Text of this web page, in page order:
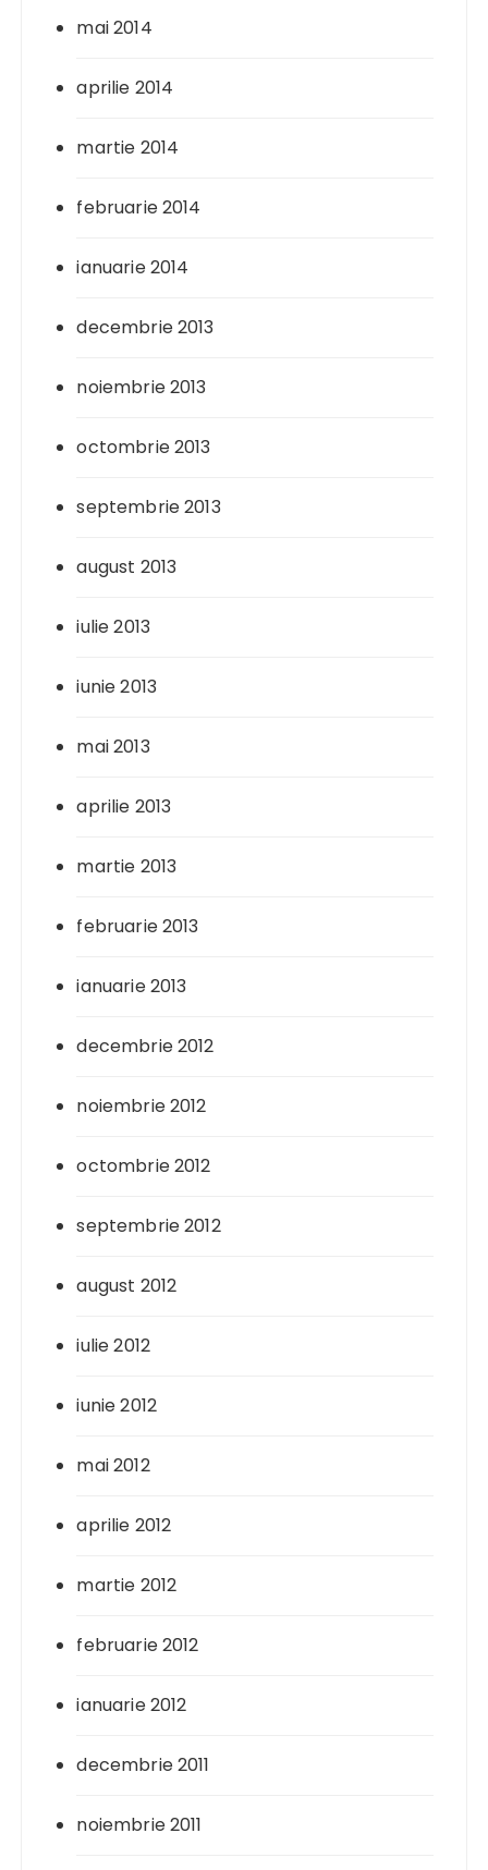
mai 2014
aprilie 2014
martie 2014
februarie 2014
ianuarie 2014
decembrie 2013
noiembrie 2013
octombrie 2013
septembrie 2013
august 2013
iulie 2013
iunie 2013
mai 2013
aprilie 2013
martie 2013
februarie 2013
ianuarie 2013
decembrie 2012
noiembrie 2012
octombrie 2012
septembrie 2012
august 2012
iulie 2012
iunie 2012
mai 2012
aprilie 2012
martie 2012
februarie 2012
ianuarie 2012
decembrie 2011
noiembrie 2011